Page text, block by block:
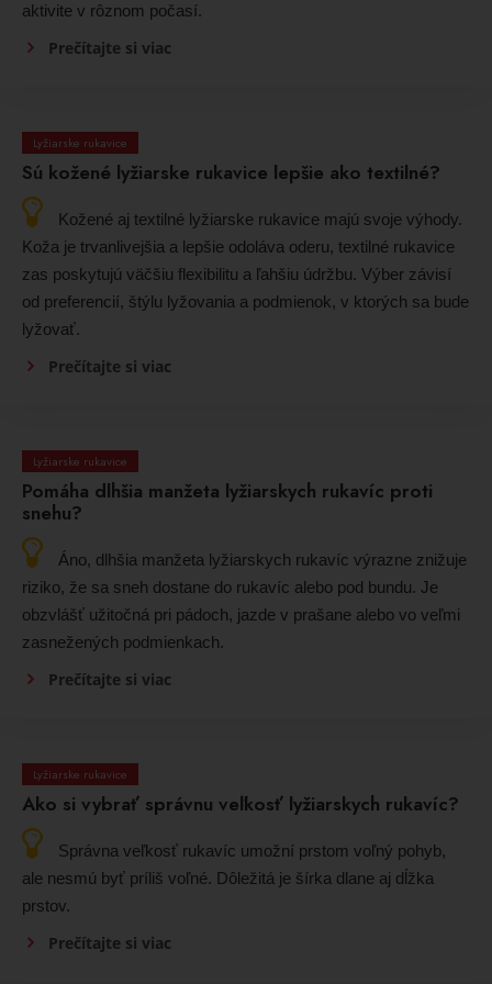
aktivite v rôznom počasí.
Prečítajte si viac
Lyžiarske rukavice
Sú kožené lyžiarske rukavice lepšie ako textilné?
Kožené aj textilné lyžiarske rukavice majú svoje výhody.
Koža je trvanlivejšia a lepšie odoláva oderu, textilné rukavice
zas poskytujú väčšiu flexibilitu a ľahšiu údržbu. Výber závisí
od preferencií, štýlu lyžovania a podmienok, v ktorých sa bude
lyžovať.
Prečítajte si viac
Lyžiarske rukavice
Pomáha dlhšia manžeta lyžiarskych rukavíc proti
snehu?
Áno, dlhšia manžeta lyžiarskych rukavíc výrazne znižuje
riziko, že sa sneh dostane do rukavíc alebo pod bundu. Je
obzvlášť užitočná pri pádoch, jazde v prašane alebo vo veľmi
zasnežených podmienkach.
Prečítajte si viac
Lyžiarske rukavice
Ako si vybrať správnu veľkosť lyžiarskych rukavíc?
Správna veľkosť rukavíc umožní prstom voľný pohyb,
ale nesmú byť príliš voľné. Dôležitá je šírka dlane aj dĺžka
prstov.
Prečítajte si viac